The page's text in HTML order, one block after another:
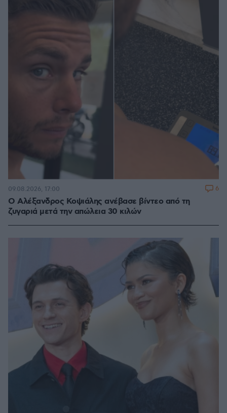
Ο Αλέξανδρος Κοψιάλης ανέβασε βίντεο από τη
ζυγαριά μετά την απώλεια 30 κιλών
09.08.2026, 17:00 6